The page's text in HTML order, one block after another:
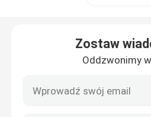
Baterie do sprzętu
Zostaw
Oddzwonimy